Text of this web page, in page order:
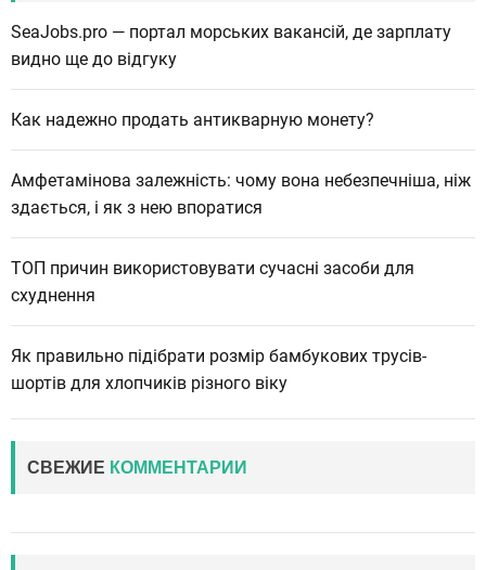
SeaJobs.pro — портал морських вакансій, де зарплату
видно ще до відгуку
Как надежно продать антикварную монету?
Амфетамінова залежність: чому вона небезпечніша, ніж
здається, і як з нею впоратися
ТОП причин використовувати сучасні засоби для
схуднення
Як правильно підібрати розмір бамбукових трусів-
шортів для хлопчиків різного віку
СВЕЖИЕ КОММЕНТАРИИ